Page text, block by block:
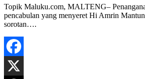
Topik Maluku.com, MALTENG–
pencabulan yang menyeret Hi Amrin
sorotan….